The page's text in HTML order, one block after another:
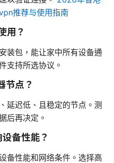
推荐与使用指南
用？
装包，能让家中所有设备通
支持所选协议。
节点？
延迟低、且稳定的节点。测
后再决定。
备性能？
备性能和网络条件。选择高